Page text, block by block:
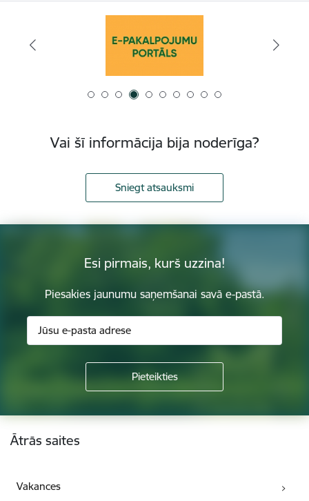
Vai šī informācija bija noderīga?
Sniegt atsauksmi
Esi pirmais, kurš uzzina!
Piesakies jaunumu saņemšanai savā e-pastā.
Kājene
Ātrās saites
Vakances